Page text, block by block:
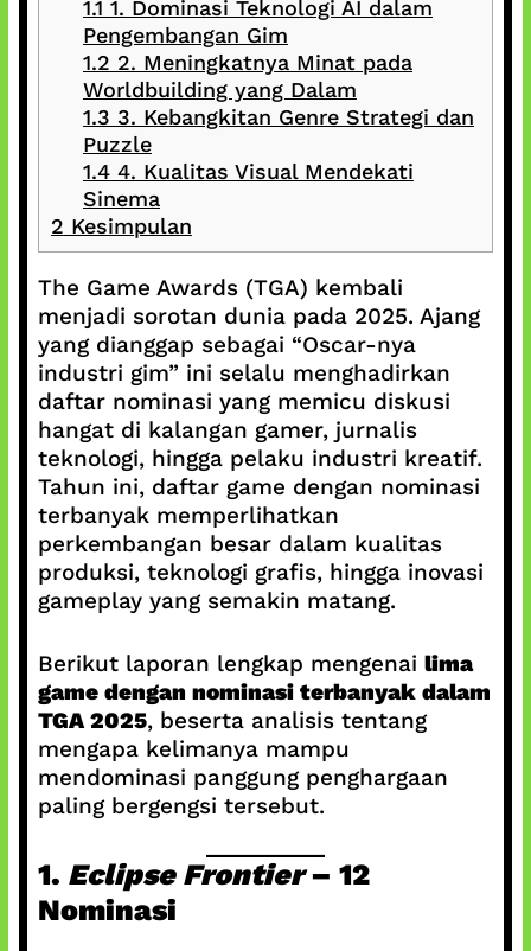
1.1 1. Dominasi Teknologi AI dalam
Pengembangan Gim
1.2 2. Meningkatnya Minat pada
Worldbuilding yang Dalam
1.3 3. Kebangkitan Genre Strategi dan
Puzzle
1.44. Kualitas Visual Mendekati
Sinema
2 Kesimpulan
The Game Awards (TGA) kembali
menjadi sorotan dunia pada 2025. Ajang
yang dianggap sebagai “Oscar-nya
industri gim” ini selalu menghadirkan
daftar nominasi yang memicu diskusi
hangat di kalangan gamer, jurnalis
teknologi, hingga pelaku industri kreatif.
Tahun ini, daftar game dengan nominasi
terbanyak memperlihatkan
perkembangan besar dalam kualitas
produksi, teknologi grafis, hingga inovasi
gameplay yang semakin matang.
Berikut laporan lengkap mengenai lima
game dengan nominasi terbanyak dalam
TGA 2025, beserta analisis tentang
mengapa kelimanya mampu
mendominasi panggung penghargaan
paling bergengsi tersebut.
1. Eclipse Frontier– 12
Nominasi